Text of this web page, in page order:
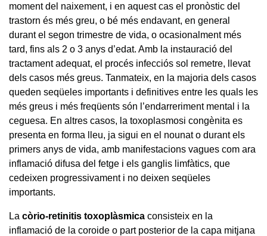
moment del naixement, i en aquest cas el pronòstic del
trastorn és més greu, o bé més endavant, en general
durant el segon trimestre de vida, o ocasionalment més
tard, fins als 2 o 3 anys d’edat. Amb la instauració del
tractament adequat, el procés infecciós sol remetre, llevat
dels casos més greus. Tanmateix, en la majoria dels casos
queden seqüeles importants i definitives entre les quals les
més greus i més freqüents són l’endarreriment mental i la
ceguesa. En altres casos, la toxoplasmosi congènita es
presenta en forma lleu, ja sigui en el nounat o durant els
primers anys de vida, amb manifestacions vagues com ara
inflamació difusa del fetge i els ganglis limfàtics, que
cedeixen progressivament i no deixen seqüeles
importants.
La còrio-retinitis toxoplàsmica consisteix en la
inflamació de la coroide o part posterior de la capa mitjana